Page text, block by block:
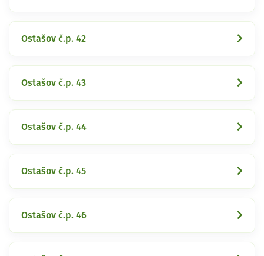
Ostašov č.p. 42
Ostašov č.p. 43
Ostašov č.p. 44
Ostašov č.p. 45
Ostašov č.p. 46